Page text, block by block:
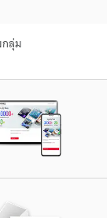
กลุ่ม